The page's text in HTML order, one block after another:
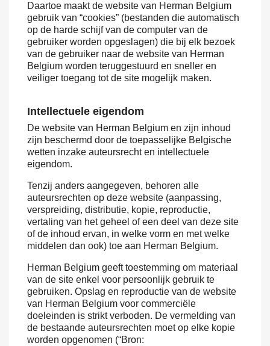
Daartoe maakt de website van Herman Belgium
gebruik van “cookies” (bestanden die automatisch
op de harde schijf van de computer van de
gebruiker worden opgeslagen) die bij elk bezoek
van de gebruiker naar de website van Herman
Belgium worden teruggestuurd en sneller en
veiliger toegang tot de site mogelijk maken.
Intellectuele eigendom
De website van Herman Belgium en zijn inhoud
zijn beschermd door de toepasselijke Belgische
wetten inzake auteursrecht en intellectuele
eigendom.
Tenzij anders aangegeven, behoren alle
auteursrechten op deze website (aanpassing,
verspreiding, distributie, kopie, reproductie,
vertaling van het geheel of een deel van deze site
of de inhoud ervan, in welke vorm en met welke
middelen dan ook) toe aan Herman Belgium.
Herman Belgium geeft toestemming om materiaal
van de site enkel voor persoonlijk gebruik te
gebruiken. Opslag en reproductie van de website
van Herman Belgium voor commerciële
doeleinden is strikt verboden. De vermelding van
de bestaande auteursrechten moet op elke kopie
worden opgenomen (“Bron: